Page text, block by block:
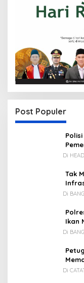
Post Populer
Di
Tak
Di
Ikan
Di
Di